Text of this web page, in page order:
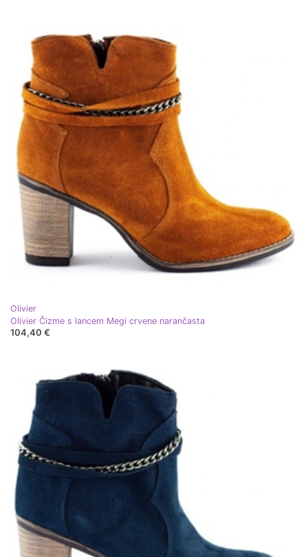
Olivier
Olivier Čizme s lancem Megi crvene narančasta
104,40 €